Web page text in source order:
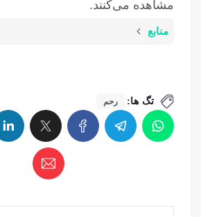
مشاهده می‌کنند.
منابع
تگ ها: رحم